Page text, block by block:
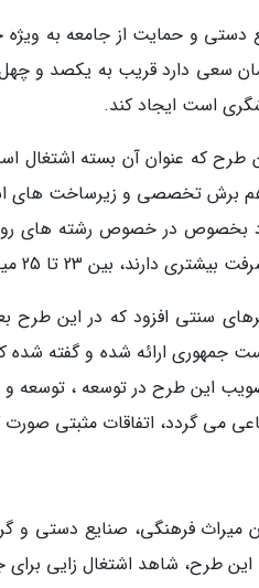
دستی و حمایت از جامعه به
برش تخصصی و زیرساخت های
بخصوص در خصوص رشته های
25 میلیون تومان وام اشتغال پرداخت می گردد.
جمهوری ارائه شده و گفته شده
تصویب این طرح در توسعه ،
می گردد، اتفاقات مثبتی صورت
میراث فرهنگی، صنایع دستی
شاهد اشتغال زایی برای